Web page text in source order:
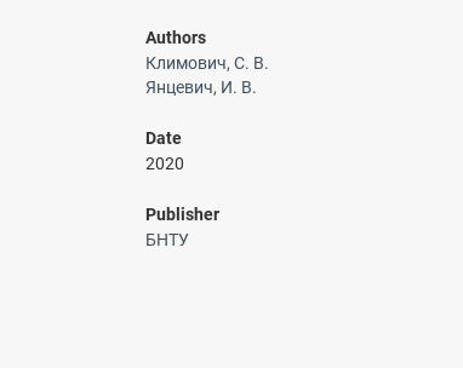
Authors
Климович, С. В.
Янцевич, И. В.
Date
2020
Publisher
БНТУ